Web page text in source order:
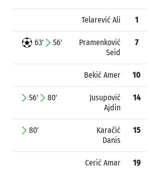
Telarević Ali 1
63' 56'
Pramenković
Seid
7
Bekić Amer 10
56' 80'
Jusupović
Ajdin
14
80'
Karačić
Danis
15
Cerić Amar 19